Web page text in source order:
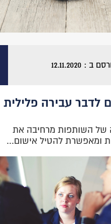
ב : 12.11.2020
לדבר עבירה פלילית
של השותפות מרחיבה את
ומאפשרת להטיל אישום...